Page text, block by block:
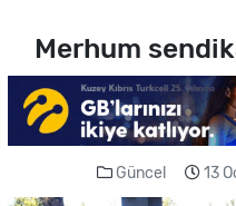
Merhum
Güncel 13